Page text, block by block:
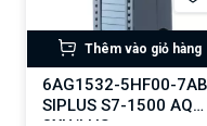
Thêm vào giỏ hàng
6AG1532-5HF00-
SIPLUS S7-1500 AQ